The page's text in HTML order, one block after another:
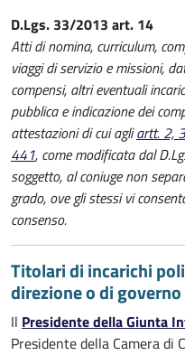
D.Lgs. 33/2013 art. 14
Atti di nomina, curriculum,
viaggi di servizio e missioni,
compensi, altri eventuali
pubblica e indicazione dei
attestazioni di cui agliartt. 2,
441, come modificata dal
soggetto, al coniuge non
grado, ove gli stessi vi
consenso.
Titolari di incarichi
direzione o di governo
Il Presidente della Giunta
Presidente della Camera di